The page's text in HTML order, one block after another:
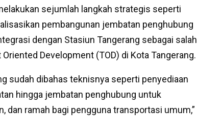
sejumlah langkah strategis seperti
pembangunan jembatan penghubung
dengan Stasiun Tangerang sebagai salah
Development (TOD) di Kota Tangerang.
sudah dibahas teknisnya seperti penyediaan
hingga jembatan penghubung untuk
dan ramah bagi pengguna transportasi umum,”